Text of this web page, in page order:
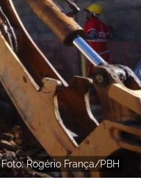
Foto: Rogério França/PBH